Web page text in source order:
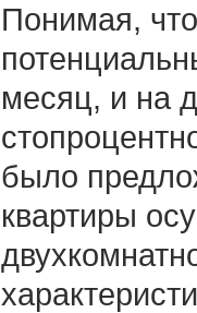
Понимая,
месяц, и на
было
квартиры